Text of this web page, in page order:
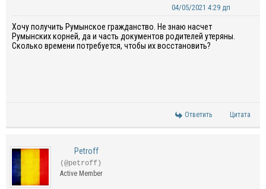
04/05/2021 4:29 дп
Хочу получить Румынское гражданство. Не знаю насчет
Румынских корней, да и часть документов родителей утеряны.
Сколько времени потребуется, чтобы их восстановить?
Ответить Цитата
Petroff
(@petroff)
Active Member